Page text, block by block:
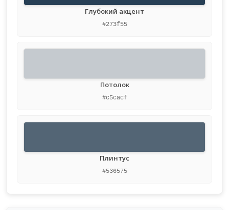
Глубокий акцент
#273f55
Потолок
#c5cacf
Плинтус
#536575